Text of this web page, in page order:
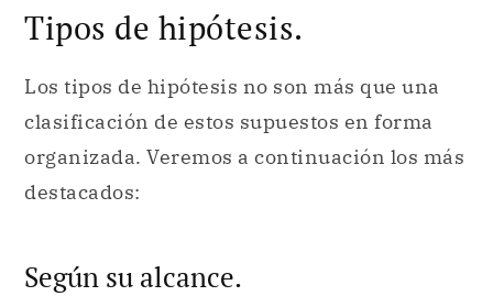
Tipos de hipótesis.
Los tipos de hipótesis no son más que una
clasificación de estos supuestos en forma
organizada. Veremos a continuación los más
destacados:
Según su alcance.